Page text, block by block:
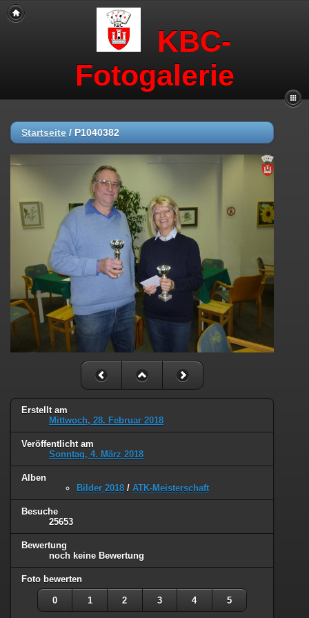
KBC-
Fotogalerie
Startseite / P1040382
Erstellt am
Mittwoch, 28. Februar 2018
Veröffentlicht am
Sonntag, 4. März 2018
Alben
Bilder 2018 / ATK-Meisterschaft
Besuche
25653
Bewertung
noch keine Bewertung
Foto bewerten
0 1 2 3 4 5